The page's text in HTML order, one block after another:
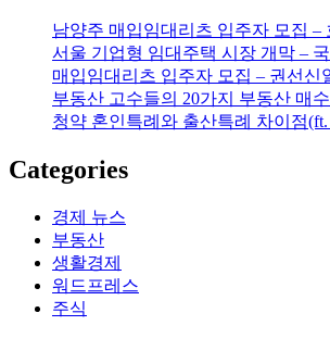
남양주 매입임대리츠 입주자 모집 –
서울 기업형 임대주택 시장 개막 –
매입임대리츠 입주자 모집 – 권선
부동산 고수들의 20가지 부동산 매
청약 혼인특례와 출산특례 차이점
Categories
경제 뉴스
부동산
생활경제
워드프레스
주식